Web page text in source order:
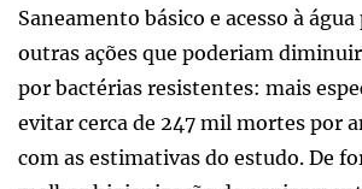
Saneamento básico e acesso à
outras ações que poderiam
por bactérias resistentes: mais
evitar cerca de 247 mil mortes por
com as estimativas do estudo. De